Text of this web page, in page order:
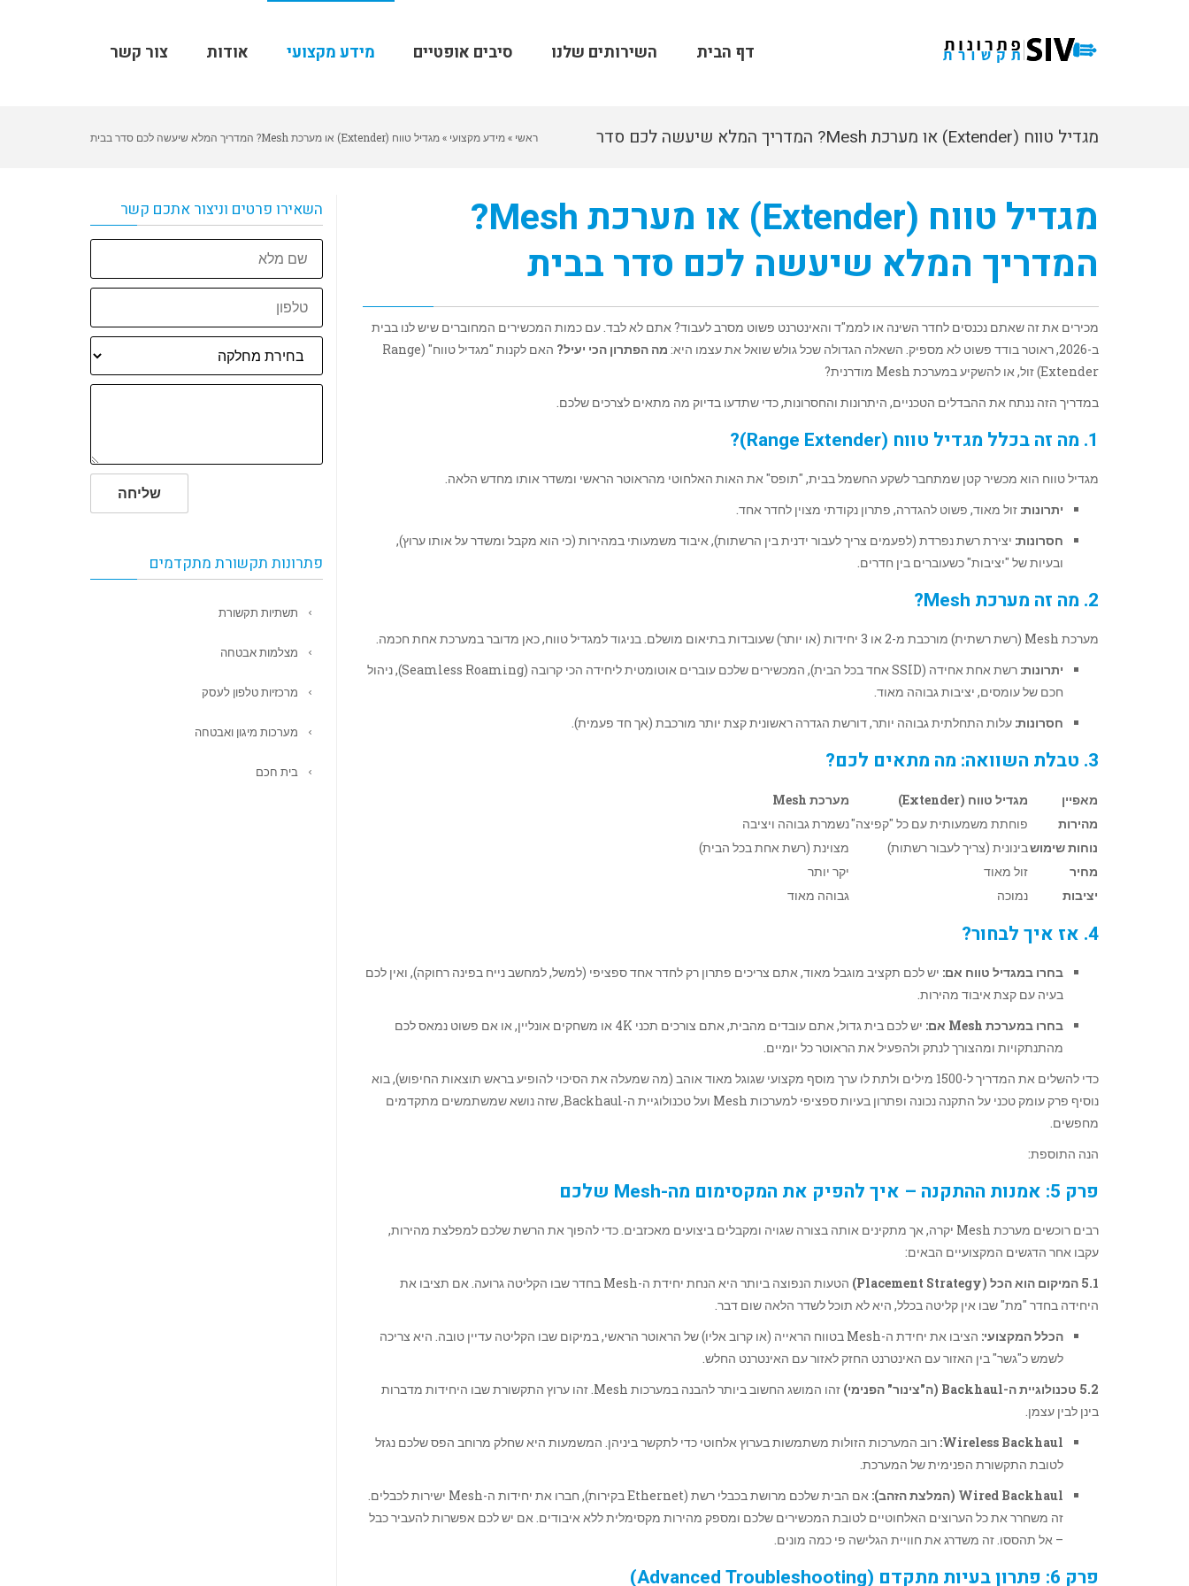
דף הבית השירותים שלנו סיבים אופטיים מידע מקצועי אודות צור קשר
מגדיל טווח (Extender) או מערכת Mesh? המדריך המלא שיעשה לכם סדר ראשי »מידע מקצועי »מגדיל טווח (Extender) או מערכת Mesh? המדריך המלא שיעשה לכם סדר בבית
מגדיל טווח (Extender) או מערכת Mesh?
המדריך המלא שיעשה לכם סדר בבית
מכירים את זה שאתם נכנסים לחדר השינה או לממ"ד והאינטרנט פשוט מסרב לעבוד? אתם לא לבד. עם כמות המכשירים המחוברים שיש לנו בבית
ב-2026, ראוטר בודד פשוט לא מספיק. השאלה הגדולה שכל גולש שואל את עצמו היא:
מה הפתרון הכי יעיל?
האם לקנות "מגדיל טווח" (Range
Extender) זול, או להשקיע במערכת Mesh מודרנית?
במדריך הזה ננתח את ההבדלים הטכניים, היתרונות והחסרונות, כדי שתדעו בדיוק מה מתאים לצרכים שלכם.
1. מה זה בכלל מגדיל טווח (Range Extender)?
מגדיל טווח הוא מכשיר קטן שמתחבר לשקע החשמל בבית, "תופס" את האות האלחוטי מהראוטר הראשי ומשדר אותו מחדש הלאה.
יתרונות: זול מאוד, פשוט להגדרה, פתרון נקודתי מצוין לחדר אחד.
חסרונות: יצירת רשת נפרדת (לפעמים צריך לעבור ידנית בין הרשתות), איבוד משמעותי במהירות (כי הוא מקבל ומשדר על אותו ערוץ),
ובעיות של "יציבות" כשעוברים בין חדרים.
2. מה זה מערכת Mesh?
מערכת Mesh (רשת רשתית) מורכבת מ-2 או 3 יחידות (או יותר) שעובדות בתיאום מושלם. בניגוד למגדיל טווח, כאן מדובר במערכת אחת חכמה.
יתרונות:
רשת אחת אחידה (SSID אחד בכל הבית), המכשירים שלכם עוברים אוטומטית ליחידה הכי קרובה (Seamless Roaming), ניהול
חכם של עומסים, יציבות גבוהה מאוד.
חסרונות: עלות התחלתית גבוהה יותר, דורשת הגדרה ראשונית קצת יותר מורכבת (אך חד פעמית).
3. טבלת השוואה: מה מתאים לכם?
מאפיין מגדיל טווח (Extender)
מערכת Mesh
מהירות
פוחתת משמעותית עם כל "קפיצה"נשמרת גבוהה ויציבה
נוחות שימושבינונית (צריך לעבור רשתות)
מצוינת (רשת אחת בכל הבית)
מחיר
זול מאוד
יקר יותר
יציבות
נמוכה גבוהה מאוד
4. אז איך לבחור?
בחרו במגדיל טווח אם: יש לכם תקציב מוגבל מאוד, אתם צריכים פתרון רק לחדר אחד ספציפי (למשל, למחשב נייח בפינה רחוקה), ואין לכם
בעיה עם קצת איבוד מהירות.
בחרו במערכת Mesh אם:
יש לכם בית גדול, אתם עובדים מהבית, אתם צורכים תכני 4K או משחקים אונליין, או אם פשוט נמאס לכם
מהתנתקויות ומהצורך לנתק ולהפעיל את הראוטר כל יומיים.
כדי להשלים את המדריך ל-1500 מילים ולתת לו ערך מוסף מקצועי שגוגל מאוד אוהב (מה שמעלה את הסיכוי להופיע בראש תוצאות החיפוש), בוא
נוסיף פרק עומק טכני על התקנה נכונה ופתרון בעיות ספציפי למערכות Mesh ועל טכנולוגיית ה-Backhaul, שזה נושא שמשתמשים מתקדמים
מחפשים.
הנה התוספת:
פרק 5: אמנות ההתקנה – איך להפיק את המקסימום מה-Mesh שלכם
רבים רוכשים מערכת Mesh יקרה, אך מתקינים אותה בצורה שגויה ומקבלים ביצועים מאכזבים. כדי להפוך את הרשת שלכם למפלצת מהירות,
עקבו אחר הדגשים המקצועיים הבאים:
5.1 המיקום הוא הכל (Placement Strategy)
הטעות הנפוצה ביותר היא הנחת יחידת ה-Mesh בחדר שבו הקליטה גרועה. אם תציבו את
היחידה בחדר "מת" שבו אין קליטה בכלל, היא לא תוכל לשדר הלאה שום דבר.
הכלל המקצועי:
הציבו את יחידת ה-Mesh בטווח הראייה (או קרוב אליו) של הראוטר הראשי, במיקום שבו הקליטה עדיין טובה. היא צריכה
לשמש כ"גשר" בין האזור עם האינטרנט החזק לאזור עם האינטרנט החלש.
5.2 טכנולוגיית ה-Backhaul (ה"צינור" הפנימי)
זהו המושג החשוב ביותר להבנה במערכות Mesh. זהו ערוץ התקשורת שבו היחידות מדברות
בינן לבין עצמן.
Wireless Backhaul: רוב המערכות הזולות משתמשות בערוץ אלחוטי כדי לתקשר ביניהן. המשמעות היא שחלק מרוחב הפס שלכם נגזל
לטובת התקשורת הפנימית של המערכת.
Wired Backhaul (המלצת הזהב):
אם הבית שלכם מרושת בכבלי רשת (Ethernet בקירות), חברו את יחידות ה-Mesh ישירות לכבלים.
זה משחרר את כל הערוצים האלחוטיים לטובת המכשירים שלכם ומספק מהירות מקסימלית ללא איבודים. אם יש לכם אפשרות להעביר כבל
– אל תהססו. זה משדרג את חוויית הגלישה פי כמה מונים.
פרק 6: פתרון בעיות מתקדם (Advanced Troubleshooting)
השאירו פרטים וניצור אתכם קשר
שם
מלא
טלפון
שליחה
פתרונות תקשורת מתקדמים
תשתיות תקשורת
מצלמות אבטחה
מרכזיות טלפון לעסק
מערכות מיגון ואבטחה
בית חכם